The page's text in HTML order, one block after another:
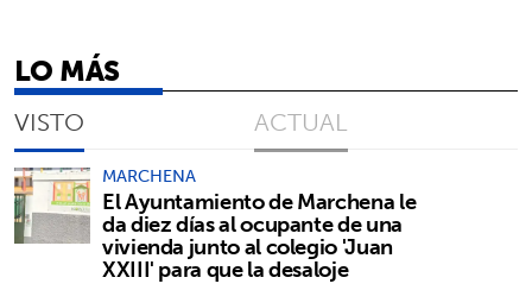
LO MÁS
VISTO ACTUAL
MARCHENA
El Ayuntamiento de Marchena le
da diez días al ocupante de una
vivienda junto al colegio 'Juan
XXIII' para que la desaloje